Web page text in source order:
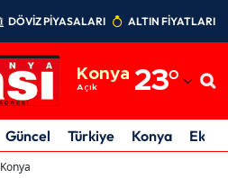
DÖVİZ PİYASALARI ALTIN FİYATLARI
Konya
Açık 23°
Adıyaman
Afyonkarahisar
Güncel Türkiye Konya
Konya